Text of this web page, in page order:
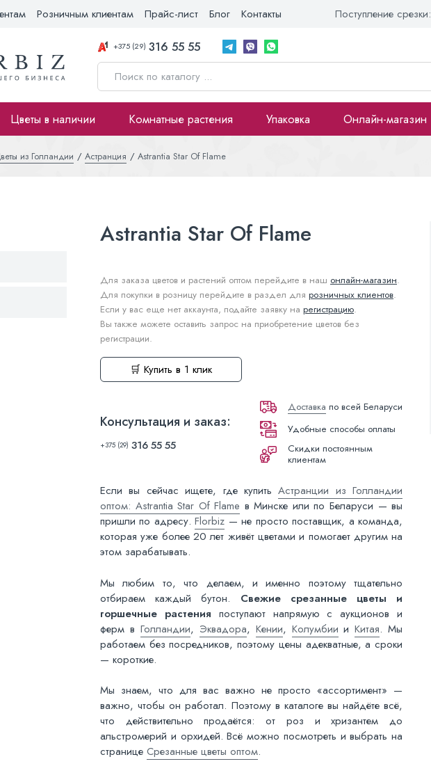
Розничным клиентам Прайс-лист Блог Контакты Поступление срезки:
+375 (29) 316 55 55
Цветы в наличии Комнатные растения Упаковка Онлайн-магазин
из Голландии Астранция Astrantia Star Of Flame
Astrantia Star Of Flame
Для заказа цветов и растений оптом перейдите в наш онлайн-магазин.
Для покупки в розницу перейдите в раздел для розничных клиентов.
Если у вас еще нет аккаунта, подайте заявку на регистрацию.
Вы также можете оставить запрос на приобретение цветов без
регистрации.
🛒 Купить в 1 клик
Консультация и заказ:
+375 (29) 316 55 55
Доставка по всей Беларуси
Удобные способы оплаты
Скидки постоянным
клиентам
Если вы сейчас ищете, где купитьАстранции из Голландии
оптом: Astrantia Star Of Flame в Минске или по Беларуси — вы
пришли по адресу.Florbiz — не просто поставщик, а команда,
которая уже более 20 лет живёт цветами и помогает другим на
этом зарабатывать.
Мы любим то, что делаем, и именно поэтому тщательно
отбираем каждый бутон. Свежие срезанные цветы и
горшечные растения поступают напрямую с аукционов и
ферм в Голландии, Эквадора, Кении, Колумбии иКитая. Мы
работаем без посредников, поэтому цены адекватные, а сроки
— короткие.
Мы знаем, что для вас важно не просто «ассортимент» —
важно, чтобы он работал. Поэтому в каталоге вы найдёте всё,
что действительно продаётся: от роз и хризантем до
альстромерий и орхидей. Всё можно посмотреть и выбрать на
странице Срезанные цветы оптом.